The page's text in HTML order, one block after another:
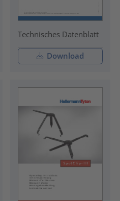
Technisches Datenblatt
Download